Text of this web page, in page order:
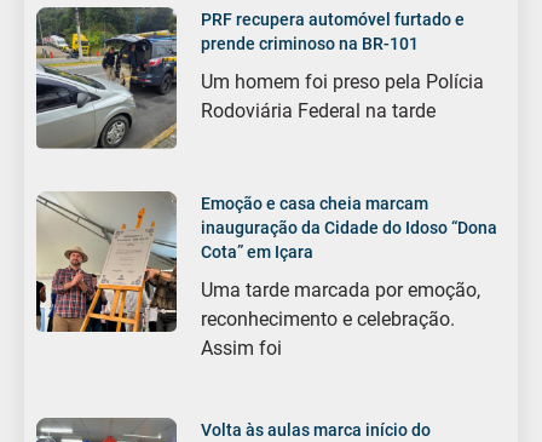
PRF recupera automóvel furtado e
prende criminoso na BR-101
Um homem foi preso pela Polícia
Rodoviária Federal na tarde
Emoção e casa cheia marcam
inauguração da Cidade do Idoso “Dona
Cota” em Içara
Uma tarde marcada por emoção,
reconhecimento e celebração.
Assim foi
Volta às aulas marca início do